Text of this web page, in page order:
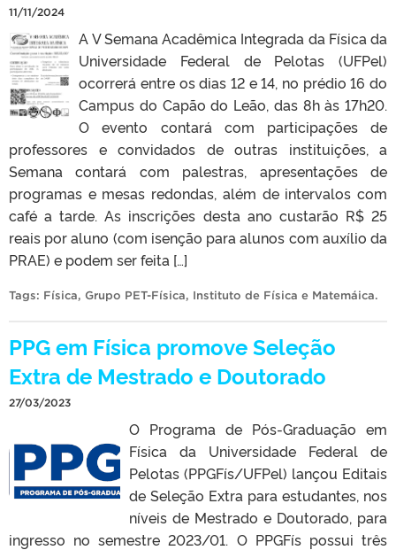
11/11/2024
A V Semana Acadêmica Integrada da Física da
Universidade Federal de Pelotas (UFPel)
ocorrerá entre os dias 12 e 14, no prédio 16 do
Campus do Capão do Leão, das 8h às 17h20.
O evento contará com participações de
professores e convidados de outras instituições, a
Semana contará com palestras, apresentações de
programas e mesas redondas, além de intervalos com
café a tarde. As inscrições desta ano custarão R$ 25
reais por aluno (com isenção para alunos com auxílio da
PRAE) e podem ser feita […]
Tags: Física, Grupo PET-Física, Instituto de Física e Matemáica.
PPG em Física promove Seleção
Extra de Mestrado e Doutorado
27/03/2023
O Programa de Pós-Graduação em
Física da Universidade Federal de
Pelotas (PPGFís/UFPel) lançou Editais
de Seleção Extra para estudantes, nos
níveis de Mestrado e Doutorado, para
ingresso no semestre 2023/01. O PPGFís possui três